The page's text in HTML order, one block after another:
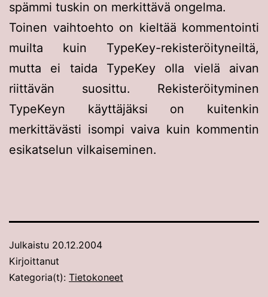
spämmi tuskin on merkittävä ongelma.
Toinen vaihtoehto on kieltää kommentointi
muilta kuin TypeKey-rekisteröityneiltä,
mutta ei taida TypeKey olla vielä aivan
riittävän suosittu. Rekisteröityminen
TypeKeyn käyttäjäksi on kuitenkin
merkittävästi isompi vaiva kuin kommentin
esikatselun vilkaiseminen.
Julkaistu 20.12.2004
Kirjoittanut
Kategoria(t): Tietokoneet